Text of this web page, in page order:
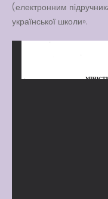
(електронним
української школи».